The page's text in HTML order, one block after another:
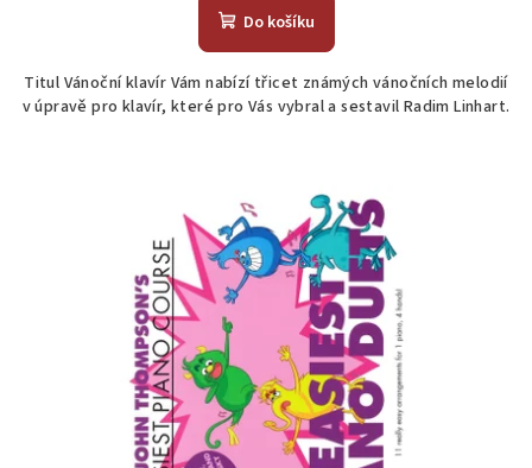
Do košíku
Titul Vánoční klavír Vám nabízí třicet známých vánočních melodií
v úpravě pro klavír, které pro Vás vybral a sestavil Radim Linhart.